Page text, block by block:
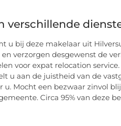
verschillende
u bij deze makelaar uit
verzorgen desgewenst de
voor expat relocation
u aan de juistheid van de
u. Mocht een bezwaar zinvol
Circa 95% van deze